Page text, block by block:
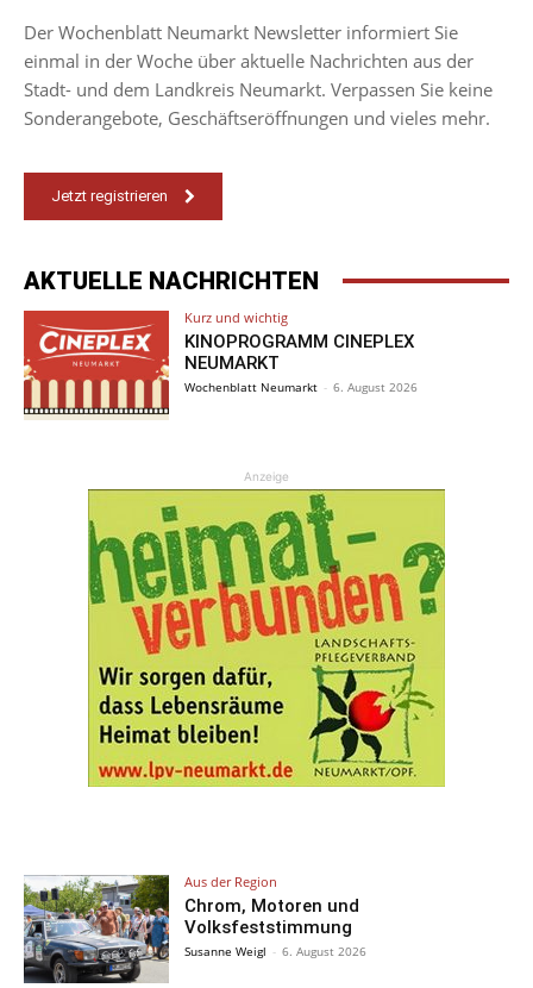
Der Wochenblatt Neumarkt Newsletter informiert Sie
einmal in der Woche über aktuelle Nachrichten aus der
Stadt- und dem Landkreis Neumarkt. Verpassen Sie keine
Sonderangebote, Geschäftseröffnungen und vieles mehr.
Jetzt registrieren
AKTUELLE NACHRICHTEN
Kurz und wichtig
KINOPROGRAMM CINEPLEX
NEUMARKT
Wochenblatt Neumarkt - 6. August 2026
Anzeige
Aus der Region
Chrom, Motoren und
Volksfeststimmung
Susanne Weigl - 6. August 2026